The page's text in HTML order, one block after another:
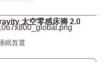
太空零感床褥 2.0
眠首選